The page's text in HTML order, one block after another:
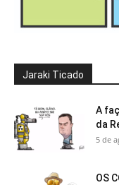
Jaraki Ticado
A
da
5 de
OS